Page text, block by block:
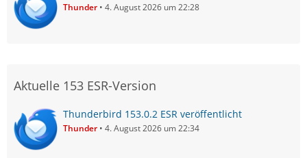
Thunder 4. August 2026 um 22:28
Aktuelle 153 ESR-Version
Thunderbird 153.0.2 ESR veröffentlicht
Thunder 4. August 2026 um 22:34